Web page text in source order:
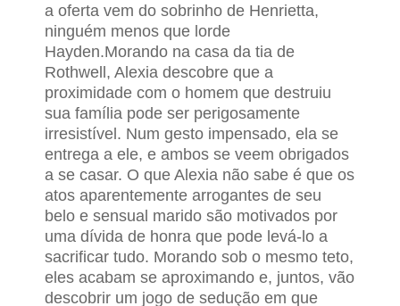
a oferta vem do sobrinho de Henrietta,
ninguém menos que lorde
Hayden.Morando na casa da tia de
Rothwell, Alexia descobre que a
proximidade com o homem que destruiu
sua família pode ser perigosamente
irresistível. Num gesto impensado, ela se
entrega a ele, e ambos se veem obrigados
a se casar. O que Alexia não sabe é que os
atos aparentemente arrogantes de seu
belo e sensual marido são motivados por
uma dívida de honra que pode levá-lo a
sacrificar tudo. Morando sob o mesmo teto,
eles acabam se aproximando e, juntos, vão
descobrir um jogo de sedução em que